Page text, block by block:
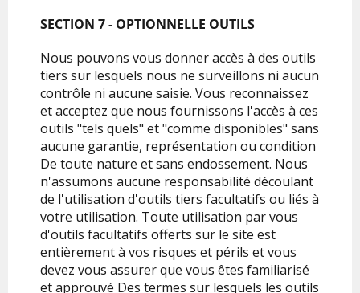
SECTION 7 - OPTIONNELLE OUTILS
Nous pouvons vous donner accès à des outils
tiers sur lesquels nous ne surveillons ni aucun
contrôle ni aucune saisie. Vous reconnaissez
et acceptez que nous fournissons l'accès à ces
outils "tels quels" et "comme disponibles" sans
aucune garantie, représentation ou condition
De toute nature et sans endossement. Nous
n'assumons aucune responsabilité découlant
de l'utilisation d'outils tiers facultatifs ou liés à
votre utilisation. Toute utilisation par vous
d'outils facultatifs offerts sur le site est
entièrement à vos risques et périls et vous
devez vous assurer que vous êtes familiarisé
et approuvé Des termes sur lesquels les outils